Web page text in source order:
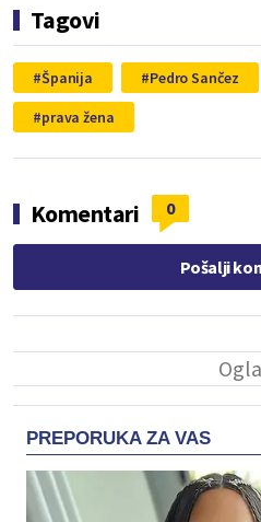
Tagovi
Španija Pedro Sančez
prava žena
Komentari 0
Pošalji
PREPORUKA ZA VAS